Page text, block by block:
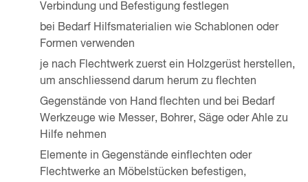
Verbindung und Befestigung festlegen
bei Bedarf Hilfsmaterialien wie Schablonen oder
Formen verwenden
je nach Flechtwerk zuerst ein Holzgerüst herstellen,
um anschliessend darum herum zu flechten
Gegenstände von Hand flechten und bei Bedarf
Werkzeuge wie Messer, Bohrer, Säge oder Ahle zu
Hilfe nehmen
Elemente in Gegenstände einflechten oder
Flechtwerke an Möbelstücken befestigen,